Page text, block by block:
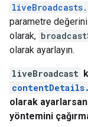
parametre değerini
olarak,
olarak ayarlayın.
liveBroadcast
olarak
yöntemini